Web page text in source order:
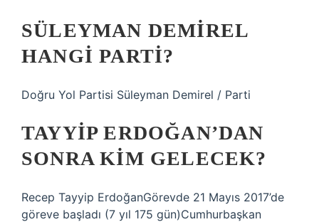
SÜLEYMAN DEMIREL
HANGI PARTI?
Doğru Yol Partisi Süleyman Demirel / Parti
TAYYIP ERDOĞAN’DAN
SONRA KIM GELECEK?
Recep Tayyip ErdoğanGörevde 21 Mayıs 2017’de
göreve başladı (7 yıl 175 gün)Cumhurbaşkan